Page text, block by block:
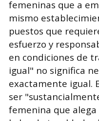
femeninas que a
mismo
puestos que
esfuerzo y
en condiciones de
igual" no significa
exactamente igual.
ser
femenina que